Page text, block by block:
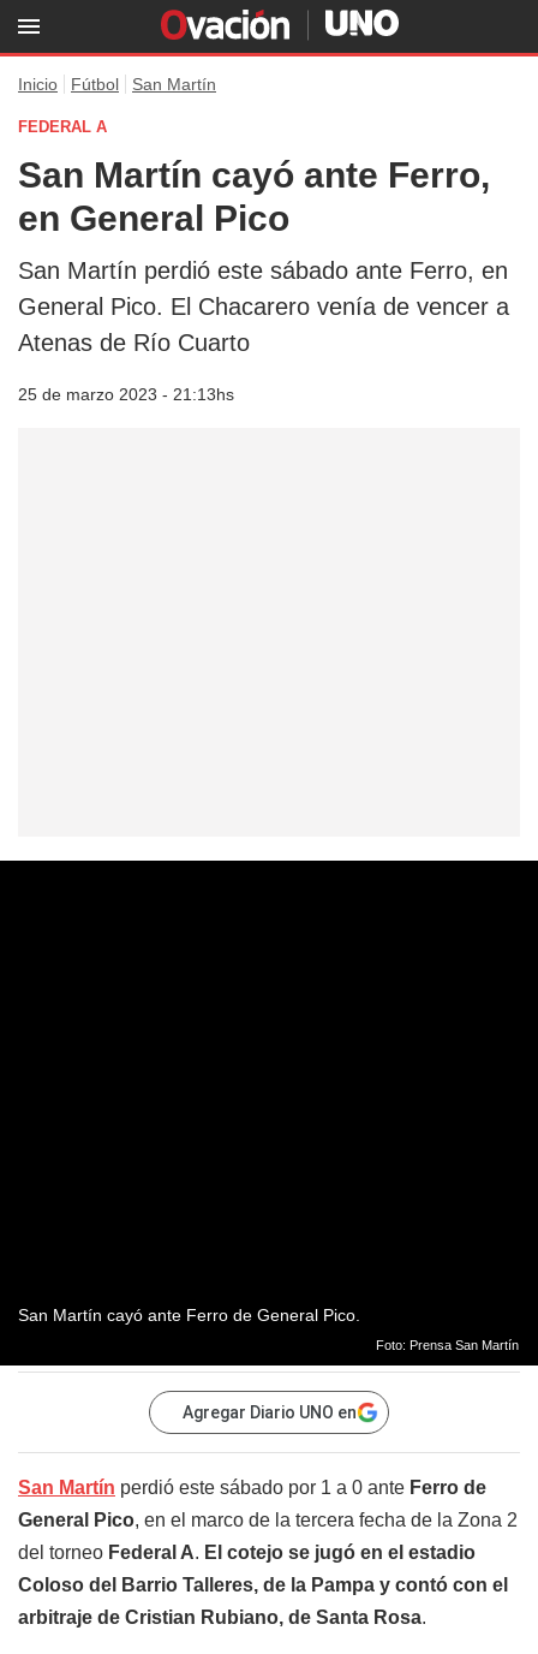
Inicio Fútbol San Martín
FEDERAL A
San Martín cayó ante Ferro,
en General Pico
San Martín perdió este sábado ante Ferro, en
General Pico. El Chacarero venía de vencer a
Atenas de Río Cuarto
25 de marzo 2023 - 21:13hs
San Martín cayó ante Ferro de General Pico.
Foto: Prensa San Martín
Agregar Diario UNO en
San Martín perdió este sábado por 1 a 0 ante Ferro de
General Pico, en el marco de la tercera fecha de la Zona 2
del torneo Federal A. El cotejo se jugó en el estadio
Coloso del Barrio Talleres, de la Pampa y contó con el
arbitraje de Cristian Rubiano, de Santa Rosa.